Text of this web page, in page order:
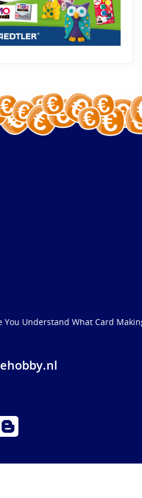
You Understand What Card